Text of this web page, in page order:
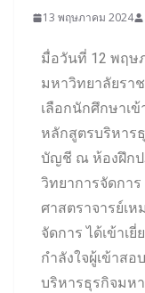
13 พฤษภาคม 2024
มื่อวันที่ 12 พฤษ
มหาวิทยาลัยรา
เลือกนักศึกษาเ
หลักสูตรบริหาร
บัญชี ณ ห้องฝึก
วิทยาการจัดกา
ศาสตราจารย์เ
จัดการ ได้เข้าเ
กำลังใจผู้เข้าส
บริหารธุรกิจมห